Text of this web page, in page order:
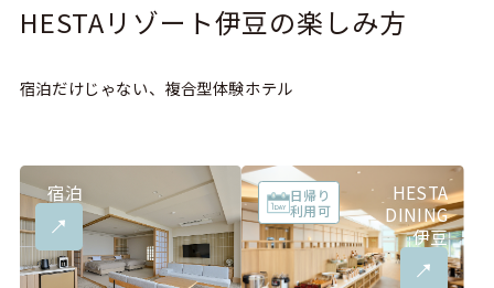
HESTAリゾート伊豆の楽しみ方
宿泊だけじゃない、複合型体験ホテル
宿泊
日帰り
利用可
HESTA
DINING
伊豆